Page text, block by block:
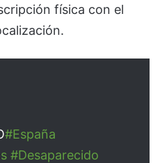
física con el
#España
#Desaparecido